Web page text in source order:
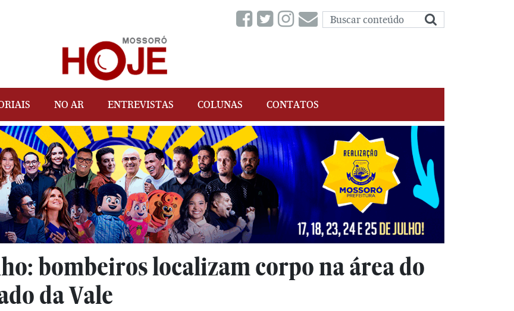
NO AR ENTREVISTAS COLUNAS CONTATOS
bombeiros localizam corpo na área do
da Vale